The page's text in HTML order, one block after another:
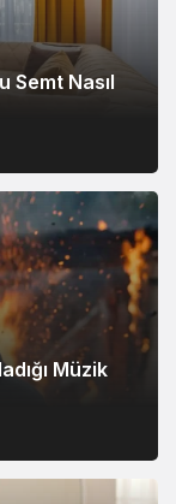
Semt Nasıl
Müzik